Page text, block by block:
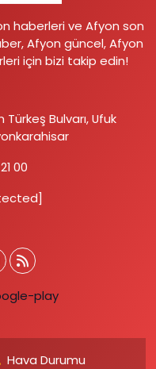
haberleri ve Afyon son
Afyon güncel, Afyon
için bizi takip edin!
Bulvarı, Ufuk
00
Hava Durumu